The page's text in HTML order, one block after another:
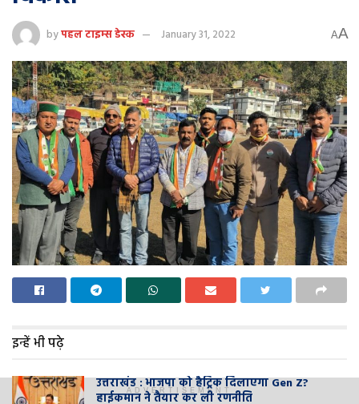
byपहल टाइम्स डेस्क January 31, 2022 AA
इन्हें भी पढ़े
उत्तराखंड : भाजपा को हैट्रिक दिलाएगा Gen Z?
हाईकमान ने तैयार कर ली रणनीति
ADVERTISEMENT